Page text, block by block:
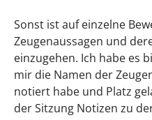
Sonst ist auf einzelne
Zeugenaussagen und
einzugehen. Ich habe es
mir die Namen der
notiert habe und Platz
der Sitzung Notizen zu